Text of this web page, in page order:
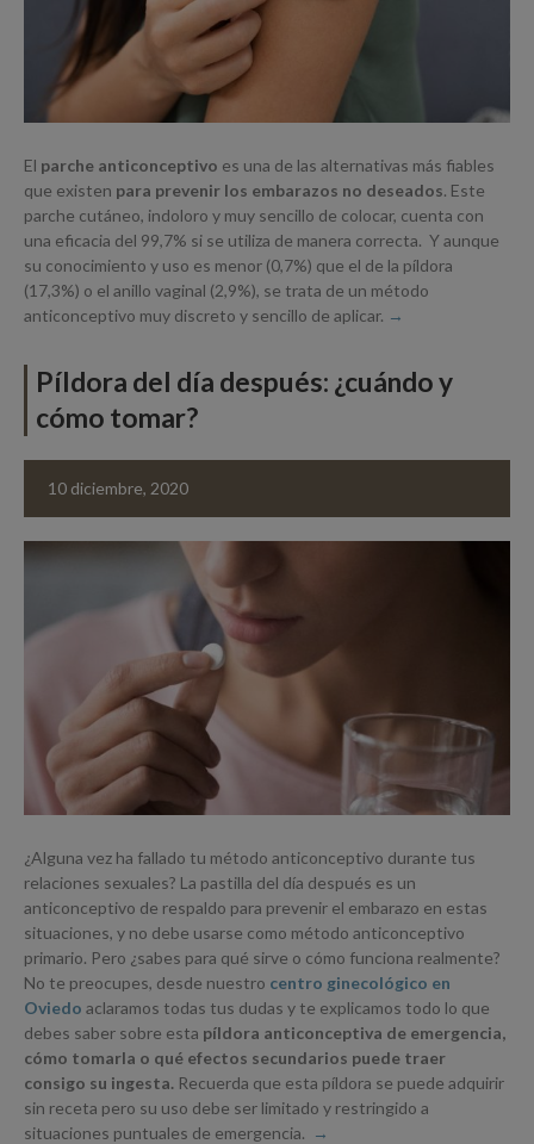
El parche anticonceptivo es una de las alternativas más fiables
que existen para prevenir los embarazos no deseados. Este
parche cutáneo, indoloro y muy sencillo de colocar, cuenta con
una eficacia del 99,7% si se utiliza de manera correcta. Y aunque
su conocimiento y uso es menor (0,7%) que el de la píldora
(17,3%) o el anillo vaginal (2,9%), se trata de un método
anticonceptivo muy discreto y sencillo de aplicar.
Píldora del día después: ¿cuándo y
cómo tomar?
10 diciembre, 2020
¿Alguna vez ha fallado tu método anticonceptivo durante tus
relaciones sexuales? La pastilla del día después es un
anticonceptivo de respaldo para prevenir el embarazo en estas
situaciones, y no debe usarse como método anticonceptivo
primario. Pero ¿sabes para qué sirve o cómo funciona realmente?
No te preocupes, desde nuestro centro ginecológico en
Oviedo aclaramos todas tus dudas y te explicamos todo lo que
debes saber sobre esta píldora anticonceptiva de emergencia,
cómo tomarla o qué efectos secundarios puede traer
consigo su ingesta. Recuerda que esta píldora se puede adquirir
sin receta pero su uso debe ser limitado y restringido a
situaciones puntuales de emergencia.